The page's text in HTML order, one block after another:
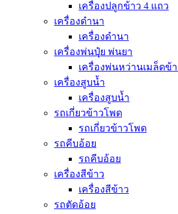
เครื่องปลูกข้าว 4 แถว
เครื่องดำนา
เครื่องดำนา
เครื่องพ่นปุุ๋ย พ่นยา
เครื่องพ่นหว่านเมล็ดข้
เครื่องสูบน้ำ
เครื่องสูบน้ำ
รถเกี่ยวข้าวโพด
รถเกี่ยวข้าวโพด
รถคีบอ้อย
รถคีบอ้อย
เครื่องสีข้าว
เครื่องสีข้าว
รถตัดอ้อย